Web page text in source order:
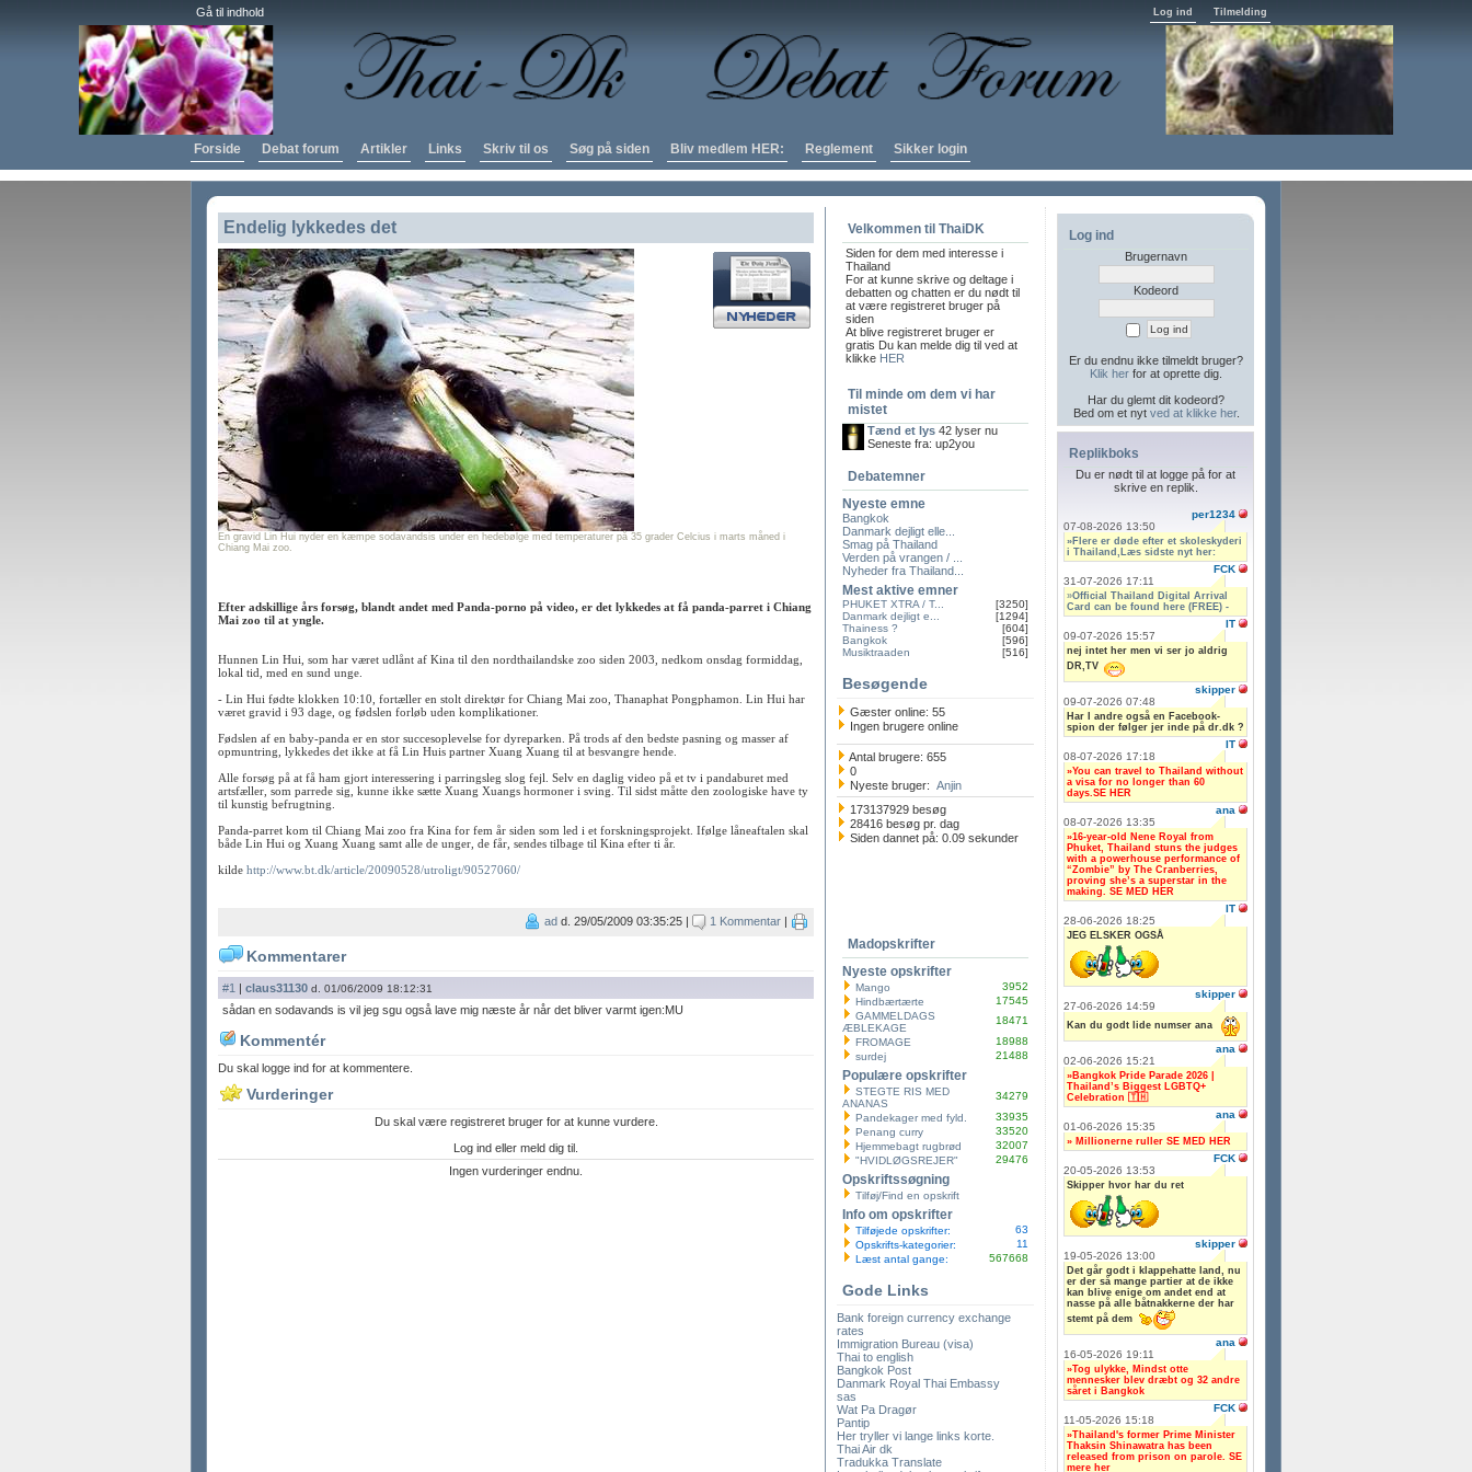
Gå til indhold Log ind Tilmelding
Forside Debat forum Artikler Links Skriv til os Søg på siden Bliv medlem HER: Reglement Sikker login
Endelig lykkedes det
En gravid Lin Hui nyder en kæmpe sodavandsis under en hedebølge med temperaturer på 35 grader Celcius i marts måned i
Chiang Mai zoo.
Efter adskillige års forsøg, blandt andet med Panda-porno på video, er det lykkedes at få panda-parret i Chiang
Mai zoo til at yngle.
Hunnen Lin Hui, som har været udlånt af Kina til den nordthailandske zoo siden 2003, nedkom onsdag formiddag,
lokal tid, med en sund unge.
- Lin Hui fødte klokken 10:10, fortæller en stolt direktør for Chiang Mai zoo, Thanaphat Pongphamon. Lin Hui har
været gravid i 93 dage, og fødslen forløb uden komplikationer.
Fødslen af en baby-panda er en stor succesoplevelse for dyreparken. På trods af den bedste pasning og masser af
opmuntring, lykkedes det ikke at få Lin Huis partner Xuang Xuang til at besvangre hende.
Alle forsøg på at få ham gjort interessering i parringsleg slog fejl. Selv en daglig video på et tv i pandaburet med
artsfæller, som parrede sig, kunne ikke sætte Xuang Xuangs hormoner i sving. Til sidst måtte den zoologiske have ty
til kunstig befrugtning.
Panda-parret kom til Chiang Mai zoo fra Kina for fem år siden som led i et forskningsprojekt. Ifølge låneaftalen skal
både Lin Hui og Xuang Xuang samt alle de unger, de får, sendes tilbage til Kina efter ti år.
kilde http://www.bt.dk/article/20090528/utroligt/90527060/
ad d. 29/05/2009 03:35:25 | 1 Kommentar |
Kommentarer
#1 | claus31130 d. 01/06/2009 18:12:31
sådan en sodavands is vil jeg sgu også lave mig næste år når det bliver varmt igen:MU
Kommentér
Du skal logge ind for at kommentere.
Vurderinger
Du skal være registreret bruger for at kunne vurdere.
Log ind eller meld dig til.
Ingen vurderinger endnu.
Velkommen til ThaiDK
Siden for dem med interesse i
Thailand
For at kunne skrive og deltage i
debatten og chatten er du nødt til
at være registreret bruger på
siden
At blive registreret bruger er
gratis Du kan melde dig til ved at
klikke HER
Til minde om dem vi har
mistet
Tænd et lys 42 lyser nu
Seneste fra: up2you
Debatemner
Nyeste emne
Bangkok
Danmark dejligt elle...
Smag på Thailand
Verden på vrangen / ...
Nyheder fra Thailand...
Mest aktive emner
PHUKET XTRA / T...
[3250]
Danmark dejligt e...
[1294]
Thainess ?
[604]
Bangkok
[596]
Musiktraaden
[516]
Besøgende
Gæster online: 55
Ingen brugere online
Antal brugere: 655
0
Nyeste bruger: Anjin
173137929 besøg
28416 besøg pr. dag
Siden dannet på: 0.09 sekunder
Madopskrifter
Nyeste opskrifter
Mango
3952
Hindbærtærte
17545
GAMMELDAGS
ÆBLEKAGE
18471
FROMAGE
18988
surdej
21488
Populære opskrifter
STEGTE RIS MED
ANANAS
34279
Pandekager med fyld.
33935
Penang curry
33520
Hjemmebagt rugbrød
32007
"HVIDLØGSREJER"
29476
Opskriftssøgning
Tilføj/Find en opskrift
Info om opskrifter
Tilføjede opskrifter:
63
Opskrifts-kategorier:
11
Læst antal gange:
567668
Gode Links
Bank foreign currency exchange
rates
Immigration Bureau (visa)
Thai to english
Bangkok Post
Danmark Royal Thai Embassy
sas
Wat Pa Dragør
Pantip
Her tryller vi lange links korte.
Thai Air dk
Tradukka Translate
Log ind
Brugernavn
Kodeord
Er du endnu ikke tilmeldt bruger?
Klik her for at oprette dig.
Har du glemt dit kodeord?
Bed om et nyt ved at klikke her.
Replikboks
Du er nødt til at logge på for at
skrive en replik.
per1234
07-08-2026 13:50
»Flere er døde efter et skoleskyderi
i Thailand,Læs sidste nyt her:
FCK
31-07-2026 17:11
»Official Thailand Digital Arrival
Card can be found here (FREE) -
IT
09-07-2026 15:57
nej intet her men vi ser jo aldrig
DR,TV
skipper
09-07-2026 07:48
Har I andre også en Facebook-
spion der følger jer inde på dr.dk ?
IT
08-07-2026 17:18
»You can travel to Thailand without
a visa for no longer than 60
days.SE HER
ana
08-07-2026 13:35
»16-year-old Nene Royal from
Phuket, Thailand stuns the judges
with a powerhouse performance of
“Zombie” by The Cranberries,
proving she’s a superstar in the
making. SE MED HER
IT
28-06-2026 18:25
JEG ELSKER OGSÅ
skipper
27-06-2026 14:59
Kan du godt lide numser ana
ana
02-06-2026 15:21
»Bangkok Pride Parade 2026 |
Thailand’s Biggest LGBTQ+
Celebration 🇹🇭
ana
01-06-2026 15:35
» Millionerne ruller SE MED HER
FCK
20-05-2026 13:53
Skipper hvor har du ret
skipper
19-05-2026 13:00
Det går godt i klappehatte land, nu
er der så mange partier at de ikke
kan blive enige om andet end at
nasse på alle båtnakkerne der har
stemt på dem
ana
16-05-2026 19:11
»Tog ulykke, Mindst otte
mennesker blev dræbt og 32 andre
såret i Bangkok
FCK
11-05-2026 15:18
»Thailand's former Prime Minister
Thaksin Shinawatra has been
released from prison on parole. SE
mere her